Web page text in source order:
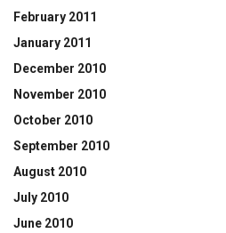
February 2011
January 2011
December 2010
November 2010
October 2010
September 2010
August 2010
July 2010
June 2010